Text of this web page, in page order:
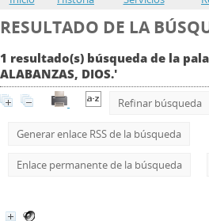
RESULTADO DE LA
1 resultado(s) búsqueda de la
ALABANZAS, DIOS.'
Refinar búsqueda
Generar enlace RSS de la búsqueda
Enlace permanente de la búsqueda